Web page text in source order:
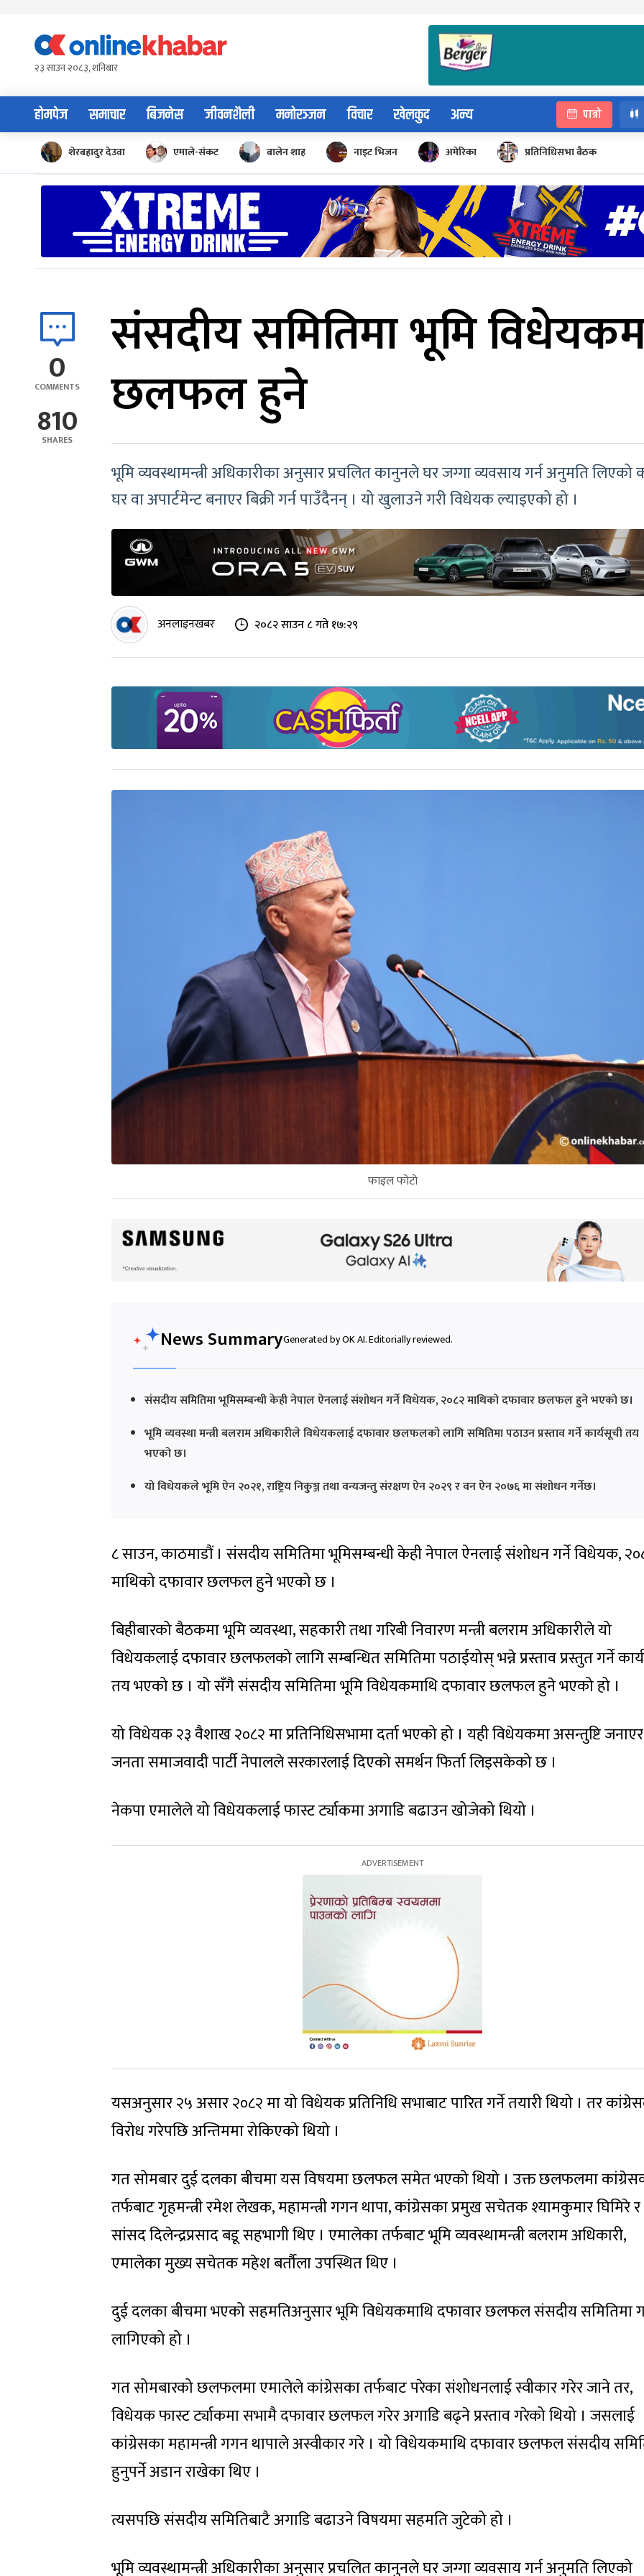
content२३ साउन २०८३, शनिबार
होमपेज समाचार बिजनेस जीवनशैली मनोरञ्जन विचार खेलकुद अन्य पात्रो
शेरबहादुर देउवा एमाले-संकट बालेन शाह नाइट भिजन अमेरिका प्रतिनिधिसभा बैठक
0
COMMENTS
810
SHARES
संसदीय समितिमा भूमि
छलफल हुने
भूमि व्यवस्थामन्त्री अधिकारीका अनुसार प्रचलित कानुनले घर जग्गा व्यवसाय गर्न अनुमति
घर वा अपार्टमेन्ट बनाएर बिक्री गर्न पाउँदैनन् । यो खुलाउने गरी विधेयक ल्याइएको हो ।
अनलाइनखबर २०८२ साउन ८ गते १७:२९
फाइल फोटो
News SummaryGenerated by OK AI. Editorially reviewed.
संसदीय समितिमा भूमिसम्बन्धी केही नेपाल ऐनलाई संशोधन गर्ने विधेयक, २०८२ माथिको दफावार छलफल हुने भएको छ।
भूमि व्यवस्था मन्त्री बलराम अधिकारीले विधेयकलाई दफावार छलफलको लागि समितिमा पठाउन प्रस्ताव गर्ने कार्यसूची तय
भएको छ।
यो विधेयकले भूमि ऐन २०२१, राष्ट्रिय निकुञ्ज तथा वन्यजन्तु संरक्षण ऐन २०२९ र वन ऐन २०७६ मा संशोधन गर्नेछ।
८ साउन, काठमाडौं । संसदीय समितिमा भूमिसम्बन्धी केही नेपाल ऐनलाई संशोधन गर्ने विधेयक,
माथिको दफावार छलफल हुने भएको छ ।
बिहीबारको बैठकमा भूमि व्यवस्था, सहकारी तथा गरिबी निवारण मन्त्री बलराम अधिकारीले यो
विधेयकलाई दफावार छलफलको लागि सम्बन्धित समितिमा पठाईयोस् भन्ने प्रस्ताव प्रस्तुत गर्ने
तय भएको छ । यो सँगै संसदीय समितिमा भूमि विधेयकमाथि दफावार छलफल हुने भएको हो ।
यो विधेयक २३ वैशाख २०८२ मा प्रतिनिधिसभामा दर्ता भएको हो । यही विधेयकमा असन्तुष्टि जनाएर
जनता समाजवादी पार्टी नेपालले सरकारलाई दिएको समर्थन फिर्ता लिइसकेको छ ।
नेकपा एमालेले यो विधेयकलाई फास्ट र्ट्याकमा अगाडि बढाउन खोजेको थियो ।
यसअनुसार २५ असार २०८२ मा यो विधेयक प्रतिनिधि सभाबाट पारित गर्ने तयारी थियो । तर
विरोध गरेपछि अन्तिममा रोकिएको थियो ।
गत सोमबार दुई दलका बीचमा यस विषयमा छलफल समेत भएको थियो । उक्त छलफलमा
तर्फबाट गृहमन्त्री रमेश लेखक, महामन्त्री गगन थापा, कांग्रेसका प्रमुख सचेतक श्यामकुमार घिमिरे र
सांसद दिलेन्द्रप्रसाद बडू सहभागी थिए । एमालेका तर्फबाट भूमि व्यवस्थामन्त्री बलराम अधिकारी,
एमालेका मुख्य सचेतक महेश बर्तौला उपस्थित थिए ।
दुई दलका बीचमा भएको सहमतिअनुसार भूमि विधेयकमाथि दफावार छलफल संसदीय समितिमा
लागिएको हो ।
गत सोमबारको छलफलमा एमालेले कांग्रेसका तर्फबाट परेका संशोधनलाई स्वीकार गरेर जाने तर,
विधेयक फास्ट र्ट्याकमा सभामै दफावार छलफल गरेर अगाडि बढ्ने प्रस्ताव गरेको थियो । जसलाई
कांग्रेसका महामन्त्री गगन थापाले अस्वीकार गरे । यो विधेयकमाथि दफावार छलफल संसदीय
हुनुपर्ने अडान राखेका थिए ।
त्यसपछि संसदीय समितिबाटै अगाडि बढाउने विषयमा सहमति जुटेको हो ।
भूमि व्यवस्थामन्त्री अधिकारीका अनुसार प्रचलित कानुनले घर जग्गा व्यवसाय गर्न अनुमति लिएको